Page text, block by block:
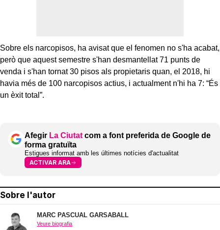
Sobre els narcopisos, ha avisat que el fenomen no s'ha acabat,
però que aquest semestre s'han desmantellat 71 punts de
venda i s'han tornat 30 pisos als propietaris quan, el 2018, hi
havia més de 100 narcopisos actius, i actualment n'hi ha 7: “És
un èxit total”.
Afegir La Ciutatcom a font preferida de Google de
forma gratuïta
Estigues informat amb les últimes notícies d'actualitat
ACTIVAR ARA
Sobre l'autor
MARC PASCUAL GARSABALL
Veure biografia